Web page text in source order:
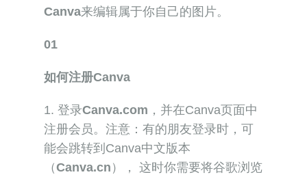
Canva来编辑属于你自己的图片。
01
如何注册Canva
1. 登录Canva.com ，并在Canva页面中
注册会员。注意：有的朋友登录时，可
能会跳转到Canva中文版本
（Canva.cn ）， 这时你需要将谷歌浏览